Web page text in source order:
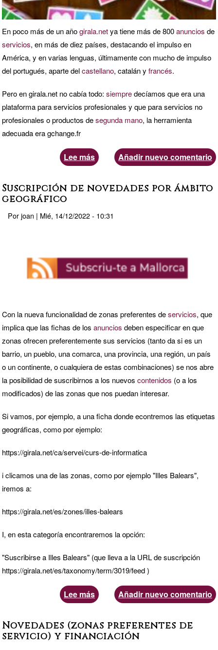
ciudad,
temática,
etc?
En poco más de un añogirala.netya tiene más de 800anuncios de
servicios, en más de diez países, destacando el impulso en
América, y en varias lenguas, últimamente con mucho de impulso
del portugués, aparte delcastellano, catalán y francés.
Pero en girala.net no cabía todo: siempredecíamos que era una
plataforma para servicios profesionales y que para servicios no
profesionales o productos desegunda mano, la herramienta
adecuada era gchange.fr
Lee más sobre
en
necesidades
y
talentos,
2ª
Añadir nuevo comentario
Suscripción de novedades por ámbito
geográfico
Porjoan | Mié, 14/12/2022 - 10:31
Con la nueva funcionalidad de zonas preferentes deservicios, que
implica que las fichas de los anuncios deben especificar en que
zonas ofrecen preferentemente sus servicios (tanto da si es un
barrio, un pueblo, una comarca, una provincia, una región, un país
o un continente, o cualquiera de estas combinaciones) se nos abre
la posibilidad de suscribirnos a los nuevos contenidos (o a los
modificados) de las zonas que nos puedan interesar.
Si vamos, por ejemplo, a una ficha donde econtremos las etiquetas
geográficas, como por ejemplo:
https://girala.net/ca/servei/curs-de-informatica
i clicamos una de las zonas, como por ejemplo "Illes Balears",
iremos a:
https://girala.net/es/zones/illes-balears
I, en esta categoría encontraremos la opción:
"Suscribirse a Illes Balears" (que lleva a la URL de suscripción
https://girala.net/es/taxonomy/term/3019/feed )
Lee más sobre
de
novedades
Añadir nuevo comentario
Novedades (zonas preferentes de
servicio) y financiación